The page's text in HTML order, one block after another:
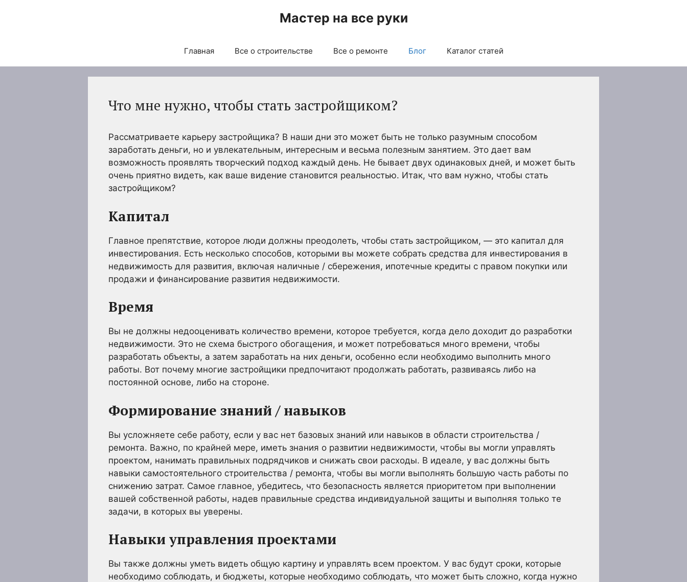
Мастер на все руки
Главная Все о строительстве Все о ремонте Блог Каталог статей
Что мне нужно, чтобы стать застройщиком?
Рассматриваете карьеру застройщика? В наши дни это может быть не только разумным способом
заработать деньги, но и увлекательным, интересным и весьма полезным занятием. Это дает вам
возможность проявлять творческий подход каждый день. Не бывает двух одинаковых дней, и может быть
очень приятно видеть, как ваше видение становится реальностью. Итак, что вам нужно, чтобы стать
застройщиком?
Капитал
Главное препятствие, которое люди должны преодолеть, чтобы стать застройщиком, — это капитал для
инвестирования. Есть несколько способов, которыми вы можете собрать средства для инвестирования в
недвижимость для развития, включая наличные / сбережения, ипотечные кредиты с правом покупки или
продажи и финансирование развития недвижимости.
Время
Вы не должны недооценивать количество времени, которое требуется, когда дело доходит до разработки
недвижимости. Это не схема быстрого обогащения, и может потребоваться много времени, чтобы
разработать объекты, а затем заработать на них деньги, особенно если необходимо выполнить много
работы. Вот почему многие застройщики предпочитают продолжать работать, развиваясь либо на
постоянной основе, либо на стороне.
Формирование знаний / навыков
Вы усложняете себе работу, если у вас нет базовых знаний или навыков в области строительства /
ремонта. Важно, по крайней мере, иметь знания о развитии недвижимости, чтобы вы могли управлять
проектом, нанимать правильных подрядчиков и снижать свои расходы. В идеале, у вас должны быть
навыки самостоятельного строительства / ремонта, чтобы вы могли выполнять большую часть работы по
снижению затрат. Самое главное, убедитесь, что безопасность является приоритетом при выполнении
вашей собственной работы, надев правильные средства индивидуальной защиты и выполняя только те
задачи, в которых вы уверены.
Навыки управления проектами
Вы также должны уметь видеть общую картину и управлять всем проектом. У вас будут сроки, которые
необходимо соблюдать, и бюджеты, которые необходимо соблюдать, что может быть сложно, когда нужно